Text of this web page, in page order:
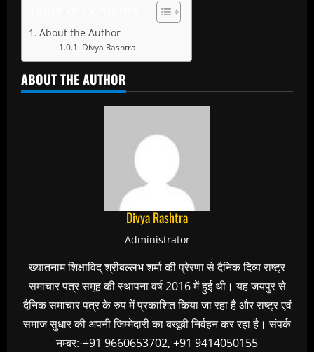
About the Author
Divya Rashtra
ABOUT THE AUTHOR
Divya Rashtra
Administrator
ख्यातनाम शिक्षाविद् श्रीबल्लभ शर्मा की प्रेरणा से दैनिक दिव्य राष्ट्र
समाचार पत्र समूह की स्थापना वर्ष 2016 में हुई थी। यह जयपुर से
दैनिक समाचार पत्र के रुप में प्रकाशित किया जा रहा है और राष्ट्र एवं
समाज सुधार की अपनी जिम्मेदारी का बखूबी निर्वहन कर रहा है। संपर्क
नम्बर:-+91 9660653702, +91 9414050155